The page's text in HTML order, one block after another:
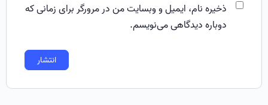
ذخیره نام، ایمیل و وبسایت من در مرورگر برای زمانی که
دوباره دیدگاهی می‌نویسم.